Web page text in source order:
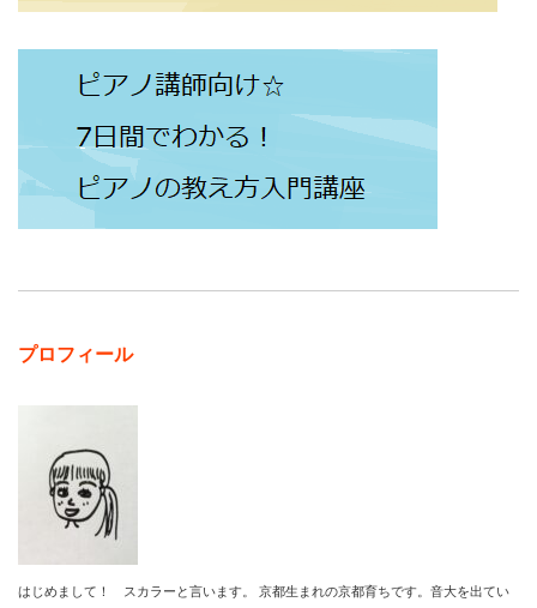
プロフィール
はじめまして！ スカラーと言います。 京都生まれの京都育ちです。音大を出てい